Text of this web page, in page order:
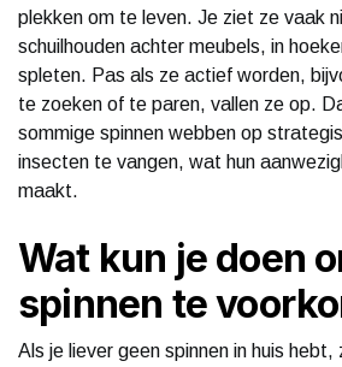
plekken om te leven. Je ziet ze vaak
schuilhouden achter meubels, in
spleten. Pas als ze actief worden,
te zoeken of te paren, vallen ze op.
sommige spinnen webben op
insecten te vangen, wat hun
maakt.
Wat kun je doen
spinnen te
Als je liever geen spinnen in huis hebt,